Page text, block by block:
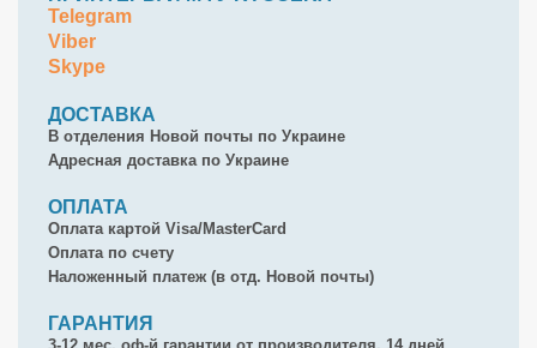
Telegram
Viber
Skype
ДОСТАВКА
В отделения Новой почты по Украине
Адресная доставка по Украине
ОПЛАТА
Оплата картой Visa/MasterCard
Оплата по счету
Наложенный платеж (в отд. Новой почты)
ГАРАНТИЯ